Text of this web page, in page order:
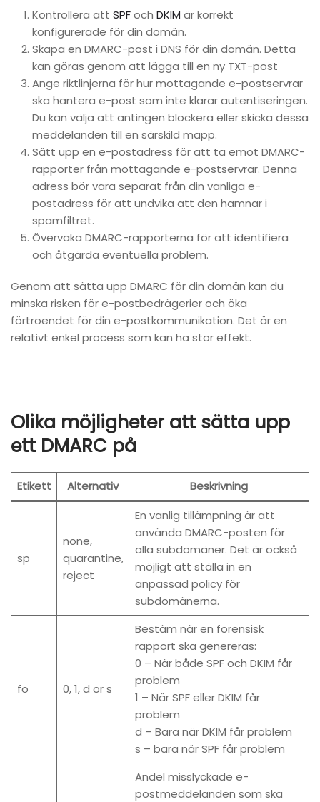
Kontrollera att SPFoch DKIM är korrekt
konfigurerade för din domän.
Skapa en DMARC-post i DNS för din domän. Detta
kan göras genom att lägga till en ny TXT-post
Ange riktlinjerna för hur mottagande e-postservrar
ska hantera e-post som inte klarar autentiseringen.
Du kan välja att antingen blockera eller skicka dessa
meddelanden till en särskild mapp.
Sätt upp en e-postadress för att ta emot DMARC-
rapporter från mottagande e-postservrar. Denna
adress bör vara separat från din vanliga e-
postadress för att undvika att den hamnar i
spamfiltret.
Övervaka DMARC-rapporterna för att identifiera
och åtgärda eventuella problem.
Genom att sätta upp DMARC för din domän kan du
minska risken för e-postbedrägerier och öka
förtroendet för din e-postkommunikation. Det är en
relativt enkel process som kan ha stor effekt.
Olika möjligheter att sätta upp
ett DMARC på
Etikett Alternativ Beskrivning
sp
none,
quarantine,
reject
En vanlig tillämpning är att
använda DMARC-posten för
alla subdomäner. Det är också
möjligt att ställa in en
anpassad policy för
subdomänerna.
fo 0, 1, d or s
Bestäm när en forensisk
rapport ska genereras:
0 – När både SPF och DKIM får
problem
1 – När SPF eller DKIM får
problem
d – Bara när DKIM får problem
s – bara när SPF får problem
Andel misslyckade e-
postmeddelanden som ska